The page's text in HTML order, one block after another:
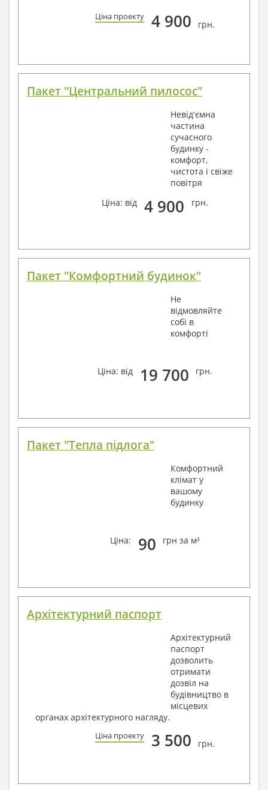
Ціна проекту 4 900 грн.
Пакет "Центральний пилосос"
Невід'ємна
частина
сучасного
будинку -
комфорт,
чистота і свіже
повітря
Ціна: від
4 900 грн.
Пакет "Комфортний будинок"
Не
відмовляйте
собі в
комфорті
Ціна: від 19 700 грн.
Пакет "Тепла підлога"
Комфортний
клімат у
вашому
будинку
Ціна: 90 грн за м²
Архітектурний паспорт
Архітектурний
паспорт
дозволить
отримати
дозвіл на
будівництво в
місцевих
органах архітектурного нагляду.
Ціна проекту 3 500 грн.